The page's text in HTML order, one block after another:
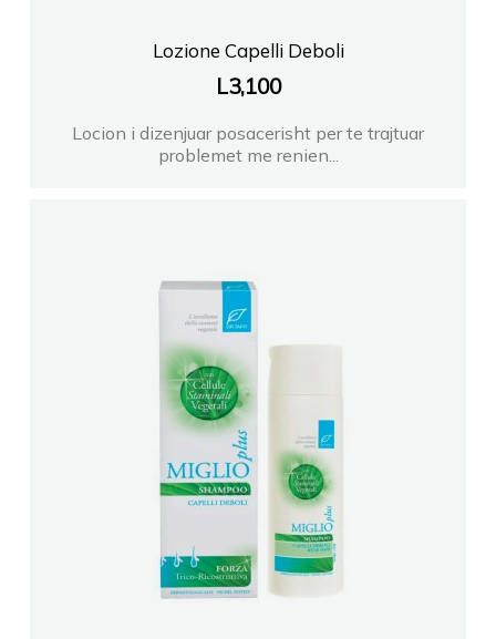
Lozione Capelli Deboli
L3,100
Locion i dizenjuar posacerisht per te trajtuar
problemet me renien...